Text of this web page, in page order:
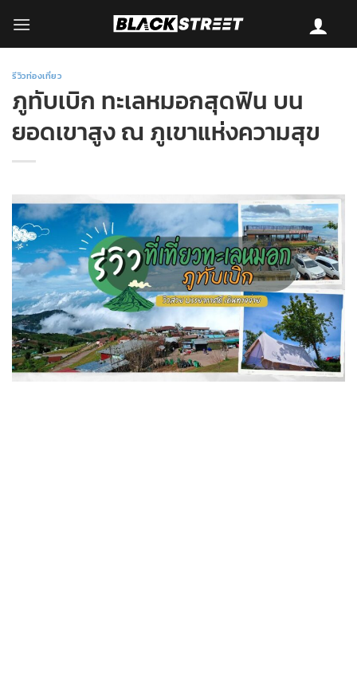
content
รีวิวท่องเที่ยว
ภูทับเบิก ทะเลหมอกสุดฟิน บน
ยอดเขาสูง ณ ภูเขาแห่งความสุข